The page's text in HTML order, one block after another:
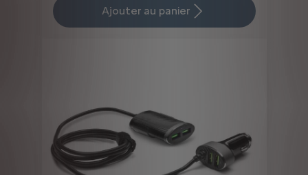
36,18
updated
Ajouter au panier